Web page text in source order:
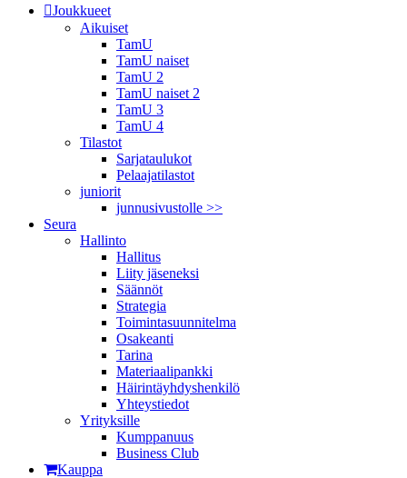
Joukkueet
Aikuiset
TamU
TamU naiset
TamU 2
TamU naiset 2
TamU 3
TamU 4
Tilastot
Sarjataulukot
Pelaajatilastot
juniorit
junnusivustolle >>
Seura
Hallinto
Hallitus
Liity jäseneksi
Säännöt
Strategia
Toimintasuunnitelma
Osakeanti
Tarina
Materiaalipankki
Häirintä­yhdyshenkilö
Yhteystiedot
Yrityksille
Kumppanuus
Business Club
Kauppa